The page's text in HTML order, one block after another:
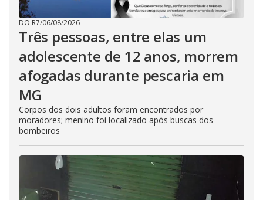
DO R7/06/08/2026
Três pessoas, entre elas um
adolescente de 12 anos, morrem
afogadas durante pescaria em
MG
Corpos dos dois adultos foram encontrados por
moradores; menino foi localizado após buscas dos
bombeiros